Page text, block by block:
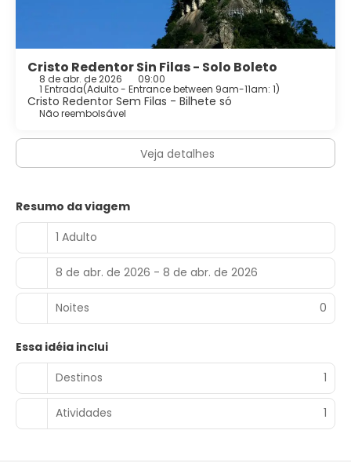
Cristo Redentor Sin Filas - Solo Boleto
8 de abr. de 2026 09:00
1 Entrada(Adulto - Entrance between 9am-11am: 1)
Cristo Redentor Sem Filas - Bilhete só
Não reembolsável
Veja detalhes
Resumo da viagem
1 Adulto
8 de abr. de 2026 - 8 de abr. de 2026
Noites 0
Essa idéia inclui
Destinos
1
Atividades 1